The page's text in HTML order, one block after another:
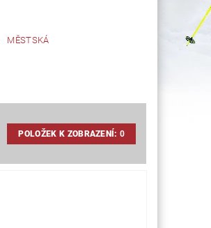
MĚSTSKÁ
POLOŽEK K ZOBRAZENÍ:0